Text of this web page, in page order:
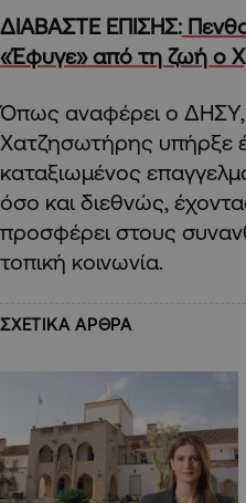
ΔΙΑΒΑΣΤΕ ΕΠΙΣΗΣ:
«Έφυγε» από τη ζωή ο
Όπως αναφέρει ο ΔΗΣΥ,
Χατζησωτήρης υπήρξε
καταξιωμένος
όσο και διεθνώς,
προσφέρει στους
τοπική κοινωνία.
ΣΧΕΤΙΚΑ ΑΡΘΡΑ